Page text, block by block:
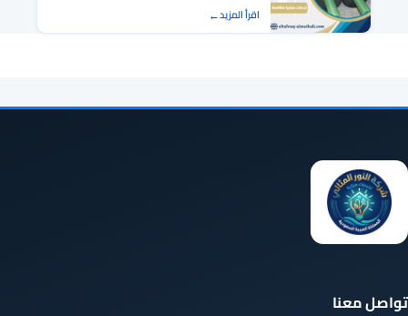
اقرأ المزيد
تواصل معنا